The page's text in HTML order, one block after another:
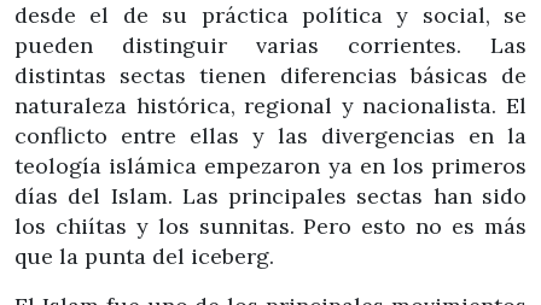
desde el de su práctica política y social, se
pueden distinguir varias corrientes. Las
distintas sectas tienen diferencias básicas de
naturaleza histórica, regional y nacionalista. El
conflicto entre ellas y las divergencias en la
teología islámica empezaron ya en los primeros
días del Islam. Las principales sectas han sido
los chiítas y los sunnitas. Pero esto no es más
que la punta del iceberg.